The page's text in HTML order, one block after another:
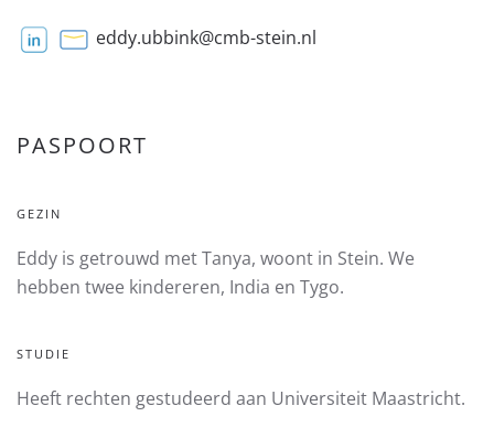
eddy.ubbink@cmb-stein.nl
PASPOORT
GEZIN
Eddy is getrouwd met Tanya, woont in Stein. We
hebben twee kindereren, India en Tygo.
STUDIE
Heeft rechten gestudeerd aan Universiteit Maastricht.